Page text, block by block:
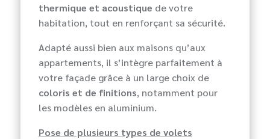
thermique et acoustique de votre
habitation, tout en renforçant sa sécurité.
Adapté aussi bien aux maisons qu’aux
appartements, il s’intègre parfaitement à
votre façade grâce à un large choix de
coloris et de finitions, notamment pour
les modèles en aluminium.
Pose de plusieurs types de volets